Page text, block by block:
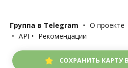
СОХРАНИТЬ КАРТУ
Группа в Telegram • О проекте
• API • Рекомендации